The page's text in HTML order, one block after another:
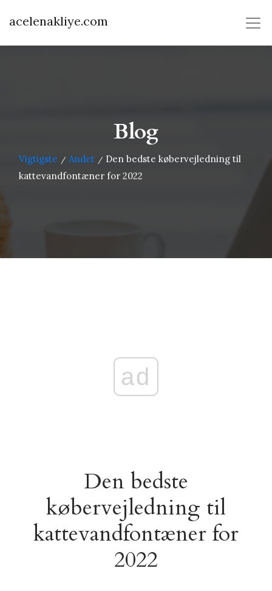
acelenakliye.com
Blog
Vigtigste / Andet / Den bedste købervejledning til
kattevandfontæner for 2022
ad
Den bedste
købervejledning til
kattevandfontæner for
2022